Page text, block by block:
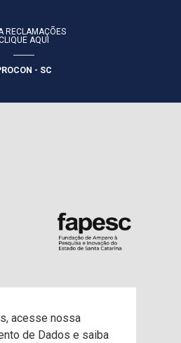
acesse nossa
de Dados e saiba
RECLAMAÇÕES
AQUI
- SC